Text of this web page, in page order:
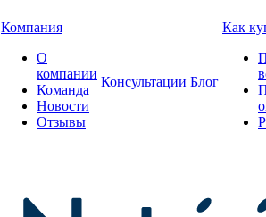
Компания
О
компании
Команда
Новости
Отзывы
Консультации Блог
Как